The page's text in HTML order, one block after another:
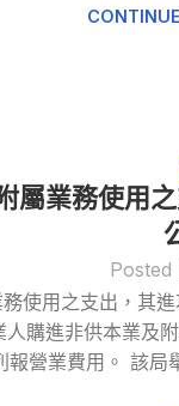
屬業務使用
Posted
使用之支出，其
人購進非供本業及
報營業費用。 該